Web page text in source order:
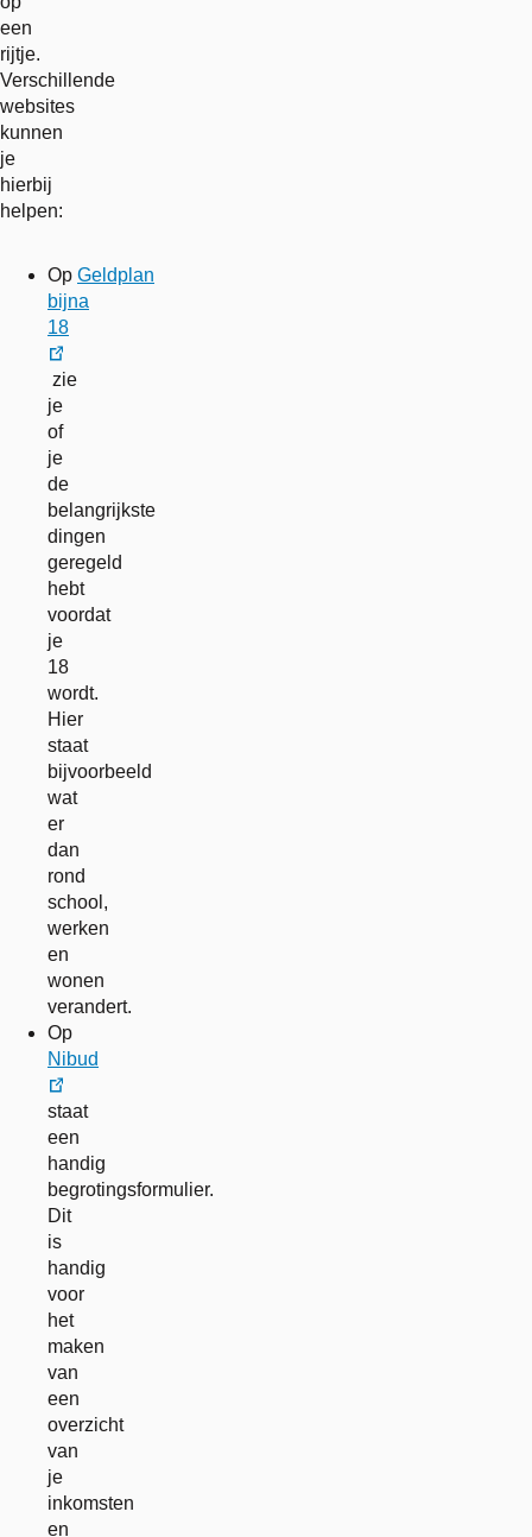
een
rijtje.
Verschillende
websites
kunnen
je
hierbij
helpen:
Op Geldplan
bijna
18
externe
link
zie
je
of
je
de
belangrijkste
dingen
geregeld
hebt
voordat
je
18
wordt.
Hier
staat
bijvoorbeeld
wat
er
dan
rond
school,
werken
en
wonen
verandert.
Op
Nibud
externe
link
staat
een
handig
begrotingsformulier.
Dit
is
handig
voor
het
maken
van
een
overzicht
van
je
inkomsten
en